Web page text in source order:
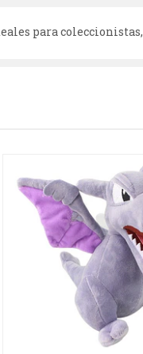
para coleccionistas,